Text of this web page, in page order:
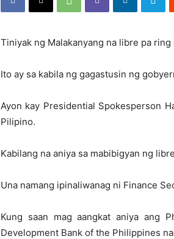
Tiniyak ng Malakanyang na libre pa
Ito ay sa kabila ng gagastusin ng
Ayon kay Presidential Spokesperson
Pilipino.
Kabilang na aniya sa mabibigyan ng
Una namang ipinaliwanag ni Finance
Kung saan mag aangkat aniya ang
Development Bank of the Philippines